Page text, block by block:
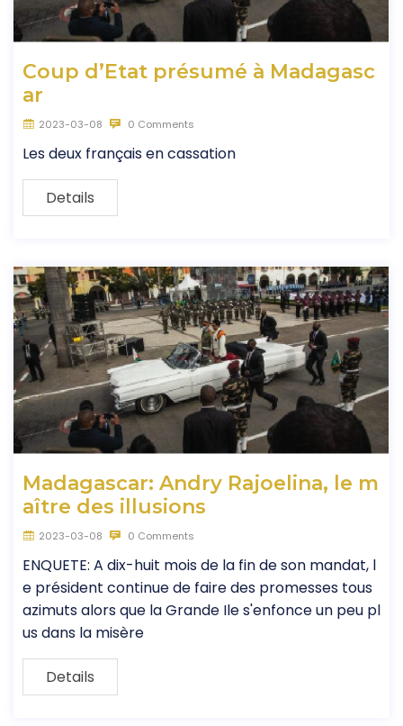
Coup d’Etat présumé à Madagasc
ar
2023-03-08 0 Comments
Les deux français en cassation
Details
Madagascar: Andry Rajoelina, le m
aître des illusions
2023-03-08 0 Comments
ENQUETE: A dix-huit mois de la fin de son mandat, l
e président continue de faire des promesses tous
azimuts alors que la Grande Ile s'enfonce un peu pl
us dans la misère
Details